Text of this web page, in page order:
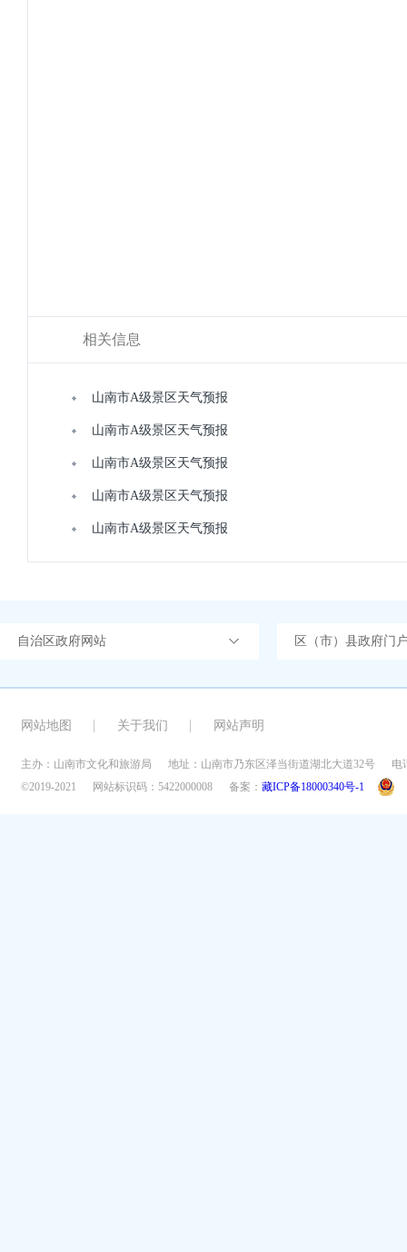
相关信息
山南市A级景区天气预报
山南市A级景区天气预报
山南市A级景区天气预报
山南市A级景区天气预报
山南市A级景区天气预报
自治区政府网站 区（市）县政府门
网站地图 关于我们 网站声明
主办：山南市文化和旅游局 地址：山南市乃东区泽当街道湖北大道32号
电
©2019-2021
网站标识码：5422000008 备案： 藏ICP备18000340号-1